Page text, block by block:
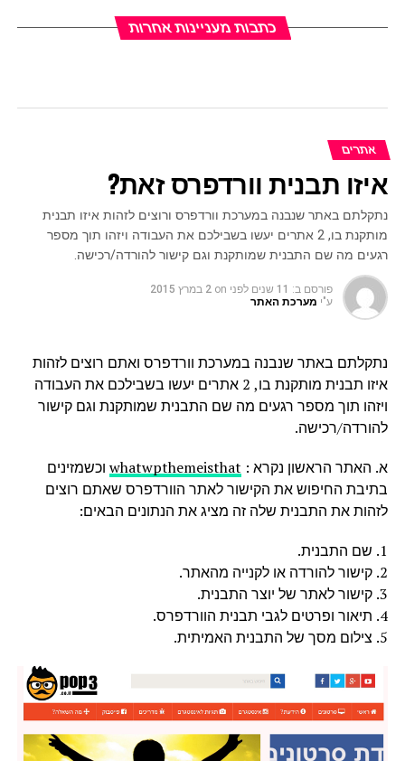
כתבות מעניינות אחרות
אתרים
איזו תבנית וורדפרס זאת?
נתקלתם באתר שנבנה במערכת וורדפרס ורוצים לזהות איזו תבנית
מותקנת בו, 2 אתרים יעשו בשבילכם את העבודה ויזהו תוך מספר
רגעים מה שם התבנית שמותקנת וגם קישור להורדה/רכישה.
פורסם ב: 11 שנים לפני on 2 במרץ 2015
ע"י מערכת האתר
נתקלתם באתר שנבנה במערכת וורדפרס ואתם רוצים לזהות
איזו תבנית מותקנת בו, 2 אתרים יעשו בשבילכם את העבודה
ויזהו תוך מספר רגעים מה שם התבנית שמותקנת וגם קישור
להורדה/רכישה.
א. האתר הראשון נקרא : whatwpthemeisthatוכשמזינים
בתיבת החיפוש את הקישור לאתר הוורדפרס שאתם רוצים
לזהות את התבנית שלה זה מציג את הנתונים הבאים:
1. שם התבנית.
2. קישור להורדה או לקנייה מהאתר.
3. קישור לאתר של יוצר התבנית.
4. תיאור ופרטים לגבי תבנית הוורדפרס.
5. צילום מסך של התבנית האמיתית.